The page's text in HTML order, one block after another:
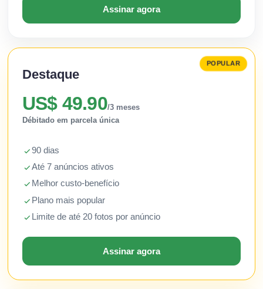
Assinar agora
POPULAR
Destaque
US$ 49.90/3 meses
Débitado em parcela única
90 dias
Até 7 anúncios ativos
Melhor custo-benefício
Plano mais popular
Limite de até 20 fotos por anúncio
Assinar agora